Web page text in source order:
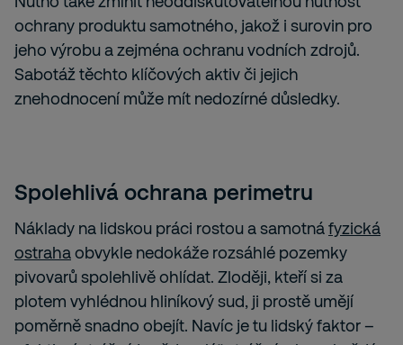
ochrany produktu samotného, jakož i surovin pro
jeho výrobu a zejména ochranu vodních zdrojů.
Sabotáž těchto klíčových aktiv či jejich
znehodnocení může mít nedozírné důsledky.
Spolehlivá ochrana perimetru
Náklady na lidskou práci rostou a samotnáfyzická
ostrahaobvykle nedokáže rozsáhlé pozemky
pivovarů spolehlivě ohlídat. Zloději, kteří si za
plotem vyhlédnou hliníkový sud, ji prostě umějí
poměrně snadno obejít. Navíc je tu lidský faktor –